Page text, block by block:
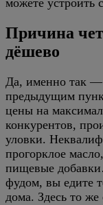
можете
Причина
дёшево
Да, именно так —
предыдущим
цены на
конкурентов,
уловки.
прогорклое
пищевые
фудом, вы едите
дома. Здесь то же